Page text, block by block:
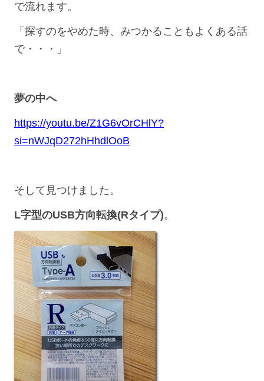
で流れます。
「探すのをやめた時、みつかることもよくある話
で・・・」
夢の中へ
https://youtu.be/Z1G6vOrCHlY?
si=nWJqD272hHhdlOoB
そして見つけました。
L字型のUSB方向転換(Rタイプ)。